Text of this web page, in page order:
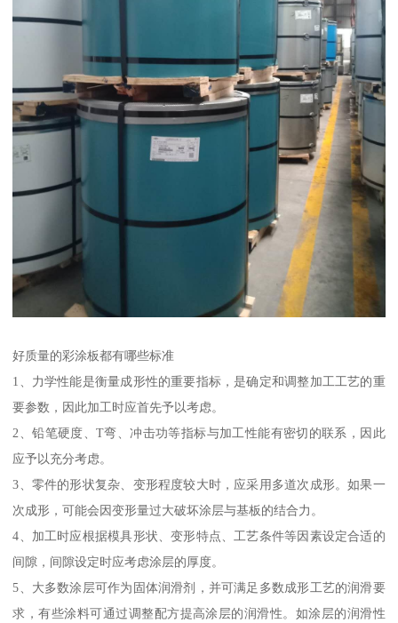
好质量的彩涂板都有哪些标准
1、力学性能是衡量成形性的重要指标，是确定和调整加工工艺的重
要参数，因此加工时应首先予以考虑。
2、铅笔硬度、T弯、冲击功等指标与加工性能有密切的联系，因此
应予以充分考虑。
3、零件的形状复杂、变形程度较大时，应采用多道次成形。如果一
次成形，可能会因变形量过大破坏涂层与基板的结合力。
4、加工时应根据模具形状、变形特点、工艺条件等因素设定合适的
间隙，间隙设定时应考虑涂层的厚度。
5、大多数涂层可作为固体润滑剂，并可满足多数成形工艺的润滑要
求，有些涂料可通过调整配方提高涂层的润滑性。如涂层的润滑性